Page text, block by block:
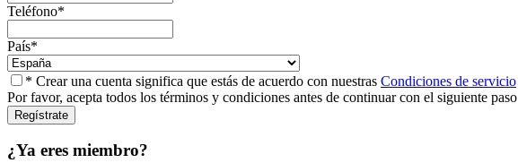
Teléfono*
País*
* Crear una cuenta significa que estás de acuerdo con nuestras Condiciones de servicio
Por favor, acepta todos los términos y condiciones antes de continuar con el siguiente paso
¿Ya eres miembro?